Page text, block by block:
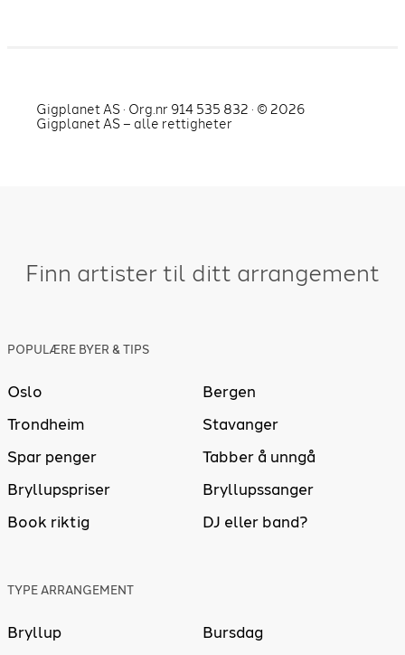
Gigplanet AS · Org.nr 914 535 832 · © 2026
Gigplanet AS – alle rettigheter
Finn artister til ditt arrangement
POPULÆRE BYER & TIPS
Oslo
Bergen
Trondheim
Stavanger
Spar penger
Tabber å unngå
Bryllupspriser
Bryllupssanger
Book riktig
DJ eller band?
TYPE ARRANGEMENT
Bryllup
Bursdag